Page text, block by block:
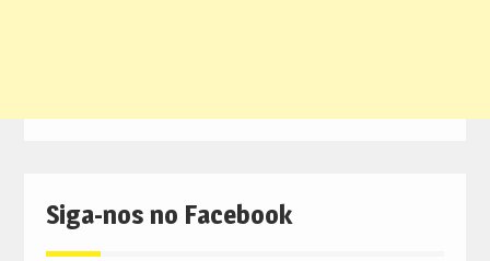
Siga-nos no Facebook